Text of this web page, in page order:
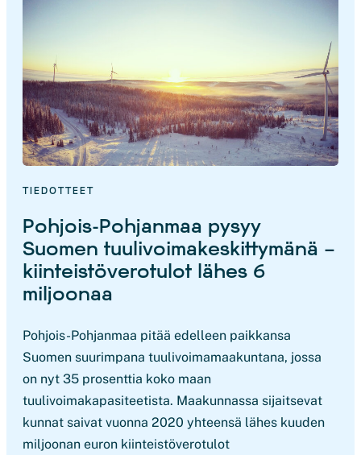
TIEDOTTEET
Pohjois-Pohjanmaa pysyy
Suomen tuulivoimakeskittymänä –
kiinteistöverotulot lähes 6
miljoonaa
Pohjois-Pohjanmaa pitää edelleen paikkansa
Suomen suurimpana tuulivoimamaakuntana, jossa
on nyt 35 prosenttia koko maan
tuulivoimakapasiteetista. Maakunnassa sijaitsevat
kunnat saivat vuonna 2020 yhteensä lähes kuuden
miljoonan euron kiinteistöverotulot